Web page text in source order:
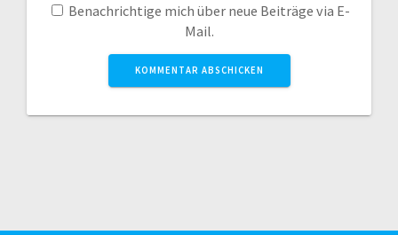
Benachrichtige mich über neue Beiträge via E-
Mail.